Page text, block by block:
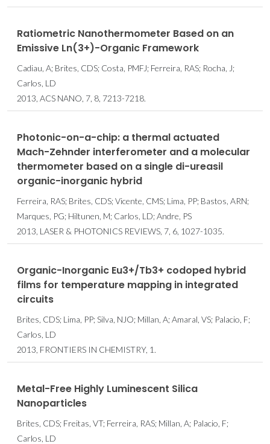
Ratiometric Nanothermometer Based on an
Emissive Ln(3+)-Organic Framework
Cadiau, A; Brites, CDS; Costa, PMFJ; Ferreira, RAS; Rocha, J;
Carlos, LD
2013, ACS NANO, 7, 8, 7213-7218.
Photonic-on-a-chip: a thermal actuated
Mach-Zehnder interferometer and a molecular
thermometer based on a single di-ureasil
organic-inorganic hybrid
Ferreira, RAS; Brites, CDS; Vicente, CMS; Lima, PP; Bastos, ARN;
Marques, PG; Hiltunen, M; Carlos, LD; Andre, PS
2013, LASER & PHOTONICS REVIEWS, 7, 6, 1027-1035.
Organic-Inorganic Eu3+/Tb3+ codoped hybrid
films for temperature mapping in integrated
circuits
Brites, CDS; Lima, PP; Silva, NJO; Millan, A; Amaral, VS; Palacio, F;
Carlos, LD
2013, FRONTIERS IN CHEMISTRY, 1.
Metal-Free Highly Luminescent Silica
Nanoparticles
Brites, CDS; Freitas, VT; Ferreira, RAS; Millan, A; Palacio, F;
Carlos, LD